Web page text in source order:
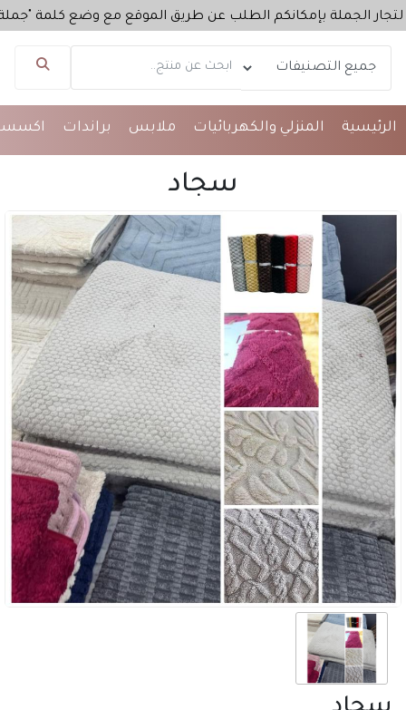
الجملة بإمكانكم الطلب عن طريق الموقع مع وضع كلمة "جملة" في
الرئيسية المنزلي والكهربائيات ملابس براندات
سجاد
متصل الآن
مرحباً 👋 أنا مساعدك الذكي في تاج مول.
تبحث عنه.